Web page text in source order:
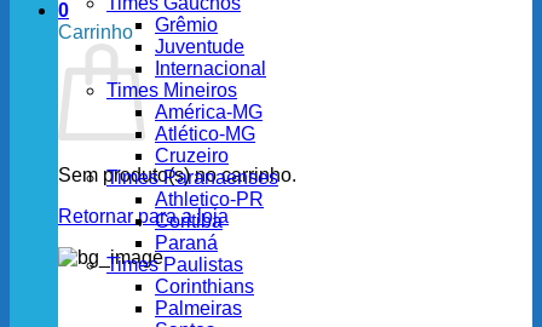
0
Carrinho
Sem produto(s) no carrinho.
Retornar para a loja
Grêmio
Juventude
Internacional
Times Mineiros
América-MG
Atlético-MG
Cruzeiro
Times Paranaenses
Athletico-PR
Coritiba
Paraná
Times Paulistas
Corinthians
Palmeiras